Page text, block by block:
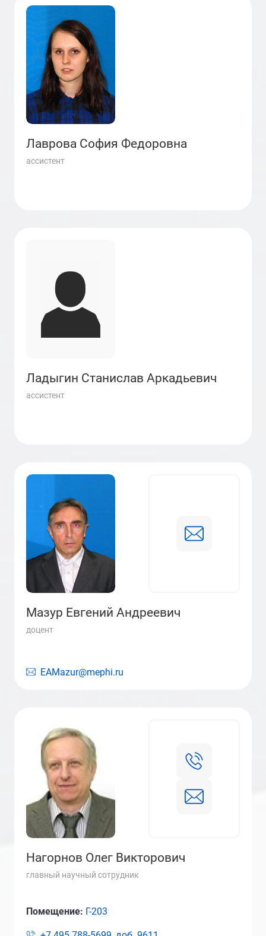
Лаврова София Федоровна
ассистент
Ладыгин Станислав Аркадьевич
ассистент
Мазур Евгений Андреевич
доцент
EAMazur@mephi.ru
Нагорнов Олег Викторович
главный научный сотрудник
Помещение: Г-203